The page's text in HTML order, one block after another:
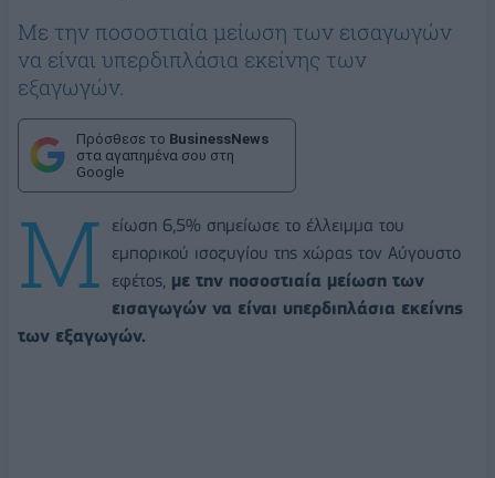
Με την ποσοστιαία μείωση των εισαγωγών
να είναι υπερδιπλάσια εκείνης των
εξαγωγών.
Πρόσθεσε το BusinessNews
στα αγαπημένα σου στη
Google
Μ
είωση 6,5% σημείωσε το έλλειμμα του
εμπορικού ισοζυγίου της χώρας τον Αύγουστο
εφέτος, με την ποσοστιαία μείωση των
εισαγωγών να είναι υπερδιπλάσια εκείνης
των εξαγωγών.